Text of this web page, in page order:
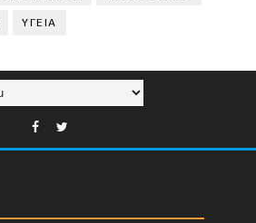
ΥΓΕΙΑ